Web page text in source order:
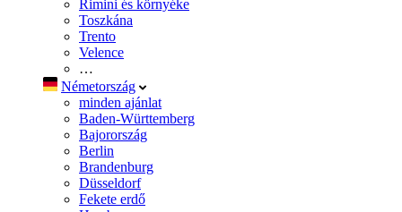
Rimini és környéke
Toszkána
Trento
Velence
…
Németország
minden ajánlat
Baden-Württemberg
Bajorország
Berlin
Brandenburg
Düsseldorf
Fekete erdő